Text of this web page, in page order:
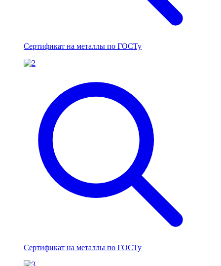
Сертификат на металлы по ГОСТу
Сертификат на металлы по ГОСТу